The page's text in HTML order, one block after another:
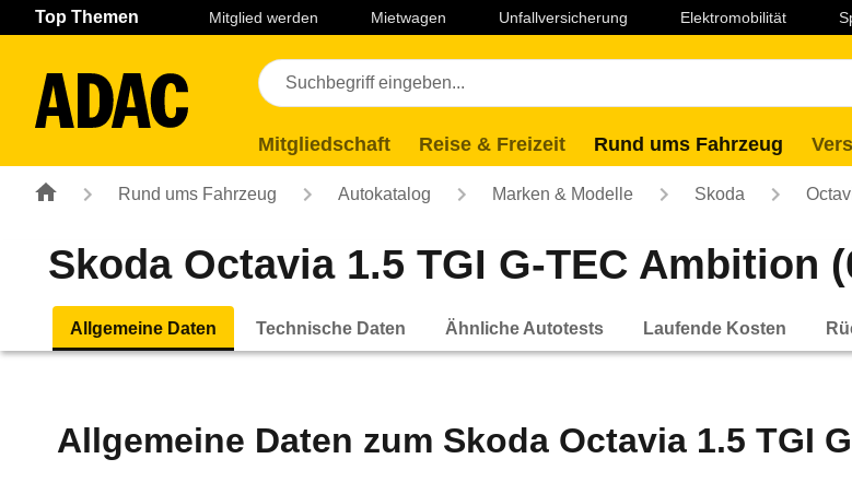
Navigation Seiteninhalt Fußzeile
Top Themen Mitglied werden Mietwagen Unfallversicherung Elektromobilität
Mitgliedschaft Reise & Freizeit Rund ums Fahrzeug
Rund ums Fahrzeug Autokatalog Marken & Modelle Skoda
Skoda Octavia 1.5 TGI G-TEC Ambition
Allgemeine Daten Technische Daten Ähnliche Autotests Laufende Kosten
Allgemeine Daten zum Skoda Octavia 1.5 TGI